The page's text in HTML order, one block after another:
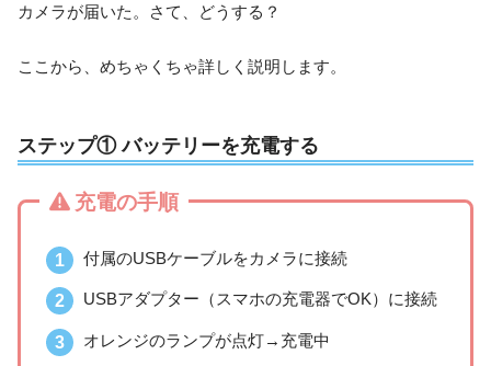
カメラが届いた。さて、どうする？
ここから、めちゃくちゃ詳しく説明します。
ステップ① バッテリーを充電する
充電の手順
付属のUSBケーブルをカメラに接続
USBアダプター（スマホの充電器でOK）に接続
オレンジのランプが点灯→充電中